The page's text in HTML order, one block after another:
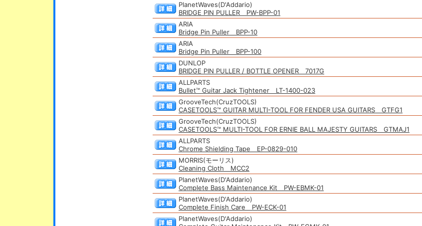
PlanetWaves(D'Addario)
BRIDGE PIN PULLER PW-BPP-01
ARIA
Bridge Pin Puller BPP-10
ARIA
Bridge Pin Puller BPP-100
DUNLOP
BRIDGE PIN PULLER / BOTTLE OPENER 7017G
ALLPARTS
Bullet™ Guitar Jack Tightener LT-1400-023
GrooveTech(CruzTOOLS)
CASETOOLS™ GUITAR MULTI-TOOL FOR FENDER USA GUITARS GTFG1
GrooveTech(CruzTOOLS)
CASETOOLS™ MULTI-TOOL FOR ERNIE BALL MAJESTY GUITARS GTMAJ1
ALLPARTS
Chrome Shielding Tape EP-0829-010
MORRIS(モーリス)
Cleaning Cloth MCC2
PlanetWaves(D'Addario)
Complete Bass Maintenance Kit PW-EBMK-01
PlanetWaves(D'Addario)
Complete Finish Care PW-ECK-01
PlanetWaves(D'Addario)